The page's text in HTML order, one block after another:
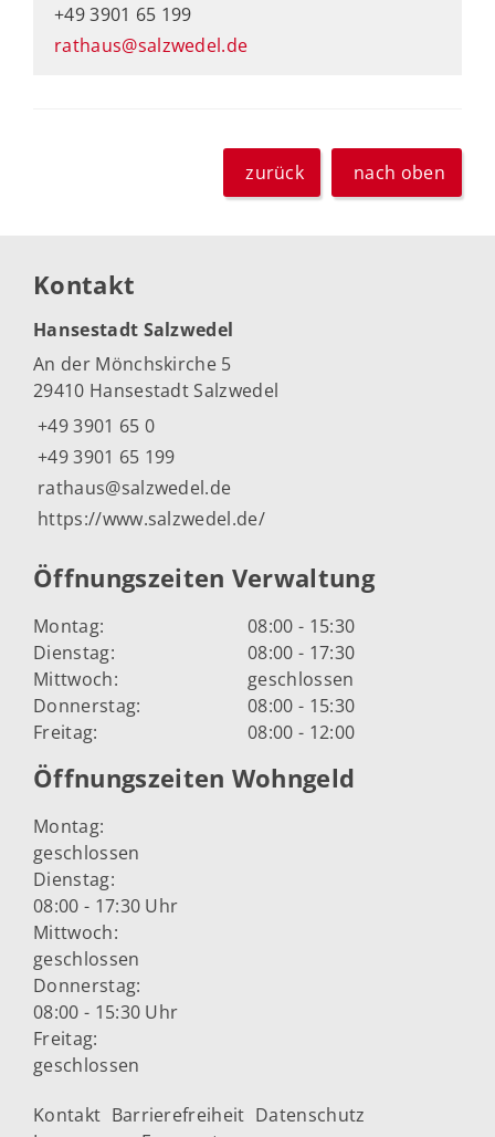
+49 3901 65 199
rathaus@salzwedel.de
zurück nach oben
Kontakt
Hansestadt Salzwedel
An der Mönchskirche 5
29410 Hansestadt Salzwedel
+49 3901 65 0
+49 3901 65 199
rathaus@salzwedel.de
https://www.salzwedel.de/
Öffnungszeiten Verwaltung
Montag:
08:00 - 15:30
Dienstag:
08:00 - 17:30
Mittwoch:
geschlossen
Donnerstag:
08:00 - 15:30
Freitag:
08:00 - 12:00
Öffnungszeiten Wohngeld
Montag:
geschlossen
Dienstag:
08:00 - 17:30 Uhr
Mittwoch:
geschlossen
Donnerstag:
08:00 - 15:30 Uhr
Freitag:
geschlossen
Kontakt Barrierefreiheit Datenschutz